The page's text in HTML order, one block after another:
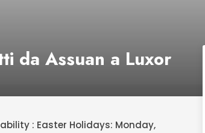
da Assuan a Luxor
: Easter Holidays: Monday,